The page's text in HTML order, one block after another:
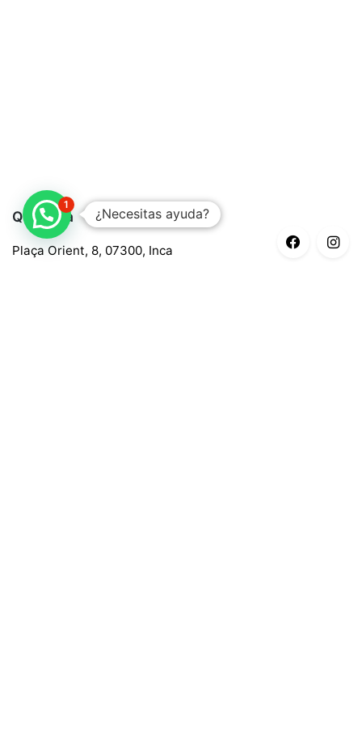
Quaroma
Plaça Orient, 8, 07300, Inca
¿Necesitas ayuda?
1